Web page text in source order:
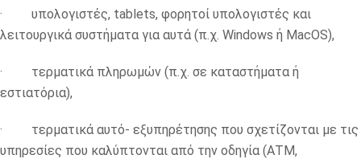
· υπολογιστές, tablets, φορητοί υπολογιστές και
λειτουργικά συστήματα για αυτά (π.χ. Windows ή MacOS),
· τερματικά πληρωμών (π.χ. σε καταστήματα ή
εστιατόρια),
· τερματικά αυτό- εξυπηρέτησης που σχετίζονται με τις
υπηρεσίες που καλύπτονται από την οδηγία (ΑΤΜ,